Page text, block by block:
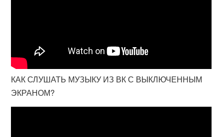
КАК СЛУШАТЬ МУЗЫКУ ИЗ ВК С ВЫКЛЮЧЕННЫМ
ЭКРАНОМ?